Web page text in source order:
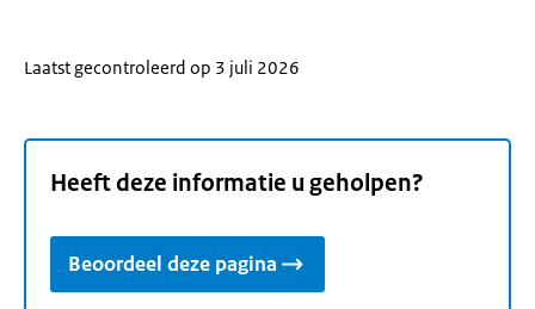
Laatst gecontroleerd op 3 juli 2026
Heeft deze informatie u geholpen?
Beoordeel deze pagina